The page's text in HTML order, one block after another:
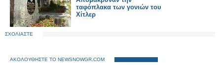
ταφόπλακα των γονιών του
Χίτλερ
ΣΧΟΛΙΑΣΤΕ
ΑΚΟΛΟΥΘΗΣΤΕ ΤΟ NEWSNOWGR.COM